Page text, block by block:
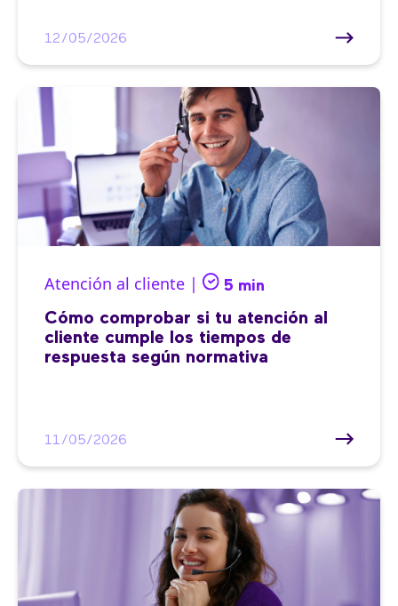
12/05/2026
Atención al cliente | 5 min
Cómo comprobar si tu atención al
cliente cumple los tiempos de
respuesta según normativa
11/05/2026